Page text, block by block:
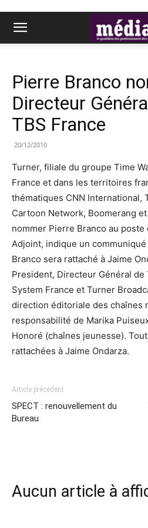
Pierre Branco
Directeur
TBS France
20/12/2010
Turner, filiale du groupe Time
France et dans les territoires
thématiques CNN International,
Cartoon Network, Boomerang
nommer Pierre Branco au
Adjoint, indique un
Branco sera rattaché à Jaime
President, Directeur Général de
System France et Turner
direction éditoriale des chaînes
responsabilité de Marika
Honoré (chaînes jeunesse).
rattachées à Jaime Ondarza.
Article précédent
SPECT : renouvellement du
Bureau
Aucun article à